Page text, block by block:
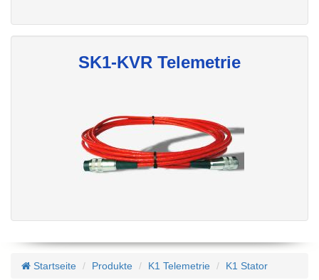
SK1-KVR Telemetrie
Startseite Produkte K1 Telemetrie K1 Stator